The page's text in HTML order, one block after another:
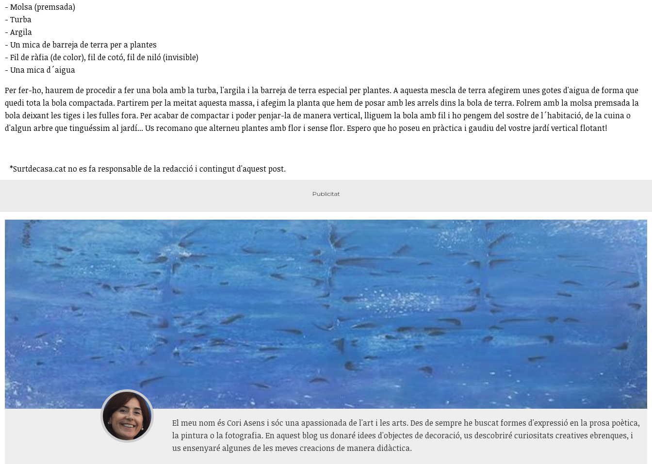
- Molsa (premsada)
- Turba
- Argila
- Un mica de barreja de terra per a plantes
- Fil de ràfia (de color), fil de cotó, fil de niló (invisible)
- Una mica d´aigua
Per fer-ho, haurem de procedir a fer una bola amb la turba, l'argila i la barreja de terra especial per plantes. A aquesta mescla de terra afegirem unes gotes d'aigua de forma que
quedi tota la bola compactada. Partirem per la meitat aquesta massa, i afegim la planta que hem de posar amb les arrels dins la bola de terra. Folrem amb la molsa premsada la
bola deixant les tiges i les fulles fora. Per acabar de compactar i poder penjar-la de manera vertical, lliguem la bola amb fil i ho pengem del sostre de l´habitació, de la cuina o
d'algun arbre que tinguéssim al jardí... Us recomano que alterneu plantes amb flor i sense flor. Espero que ho poseu en pràctica i gaudiu del vostre jardí vertical flotant!
*Surtdecasa.cat no es fa responsable de la redacció i contingut d'aquest post.
El meu nom és Cori Asens i sóc una apassionada de l'art i les arts. Des de sempre he buscat formes d'expressió en la prosa poètica,
la pintura o la fotografia. En aquest blog us donaré idees d'objectes de decoració, us descobriré curiositats creatives ebrenques, i
us ensenyaré algunes de les meves creacions de manera didàctica.